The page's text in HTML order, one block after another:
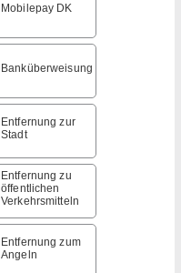
Mobilepay DK
Banküberweisung
Entfernung zur
Stadt
Entfernung zu
öffentlichen
Verkehrsmitteln
Entfernung zum
Angeln